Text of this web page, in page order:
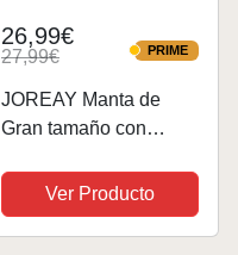
26,99€
27,99€ PRIME
PRIME
JOREAY Manta de
Gran tamaño con
Forro Polar Sherpa
para Mujeres Adultas y
Hombres, Sudadera
Ver Producto